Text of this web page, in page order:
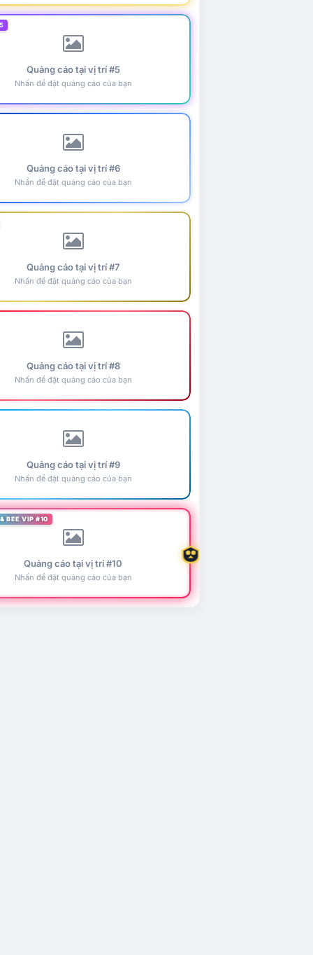
Quảng cáo tại vị trí #5
Nhấn để đặt quảng cáo của bạn
Quảng cáo tại vị trí #6
Nhấn để đặt quảng cáo của bạn
Quảng cáo tại vị trí #7
Nhấn để đặt quảng cáo của bạn
Quảng cáo tại vị trí #8
Nhấn để đặt quảng cáo của bạn
Quảng cáo tại vị trí #9
Nhấn để đặt quảng cáo của bạn
BEE VIP #10
Quảng cáo tại vị trí #10
Nhấn để đặt quảng cáo của bạn